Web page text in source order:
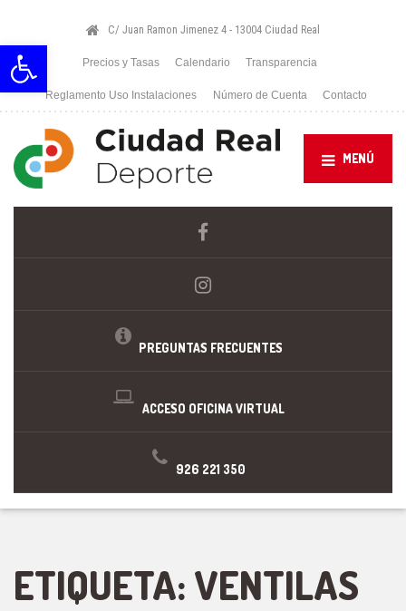
Abrir barra de herramientas
C/ Juan Ramon Jimenez 4 - 13004 Ciudad Real
Precios y Tasas Calendario Transparencia
Reglamento Uso Instalaciones Número de Cuenta Contacto
MENÚ
PREGUNTAS FRECUENTES
ACCESO OFICINA VIRTUAL
926 221 350
ETIQUETA: VENTILAS